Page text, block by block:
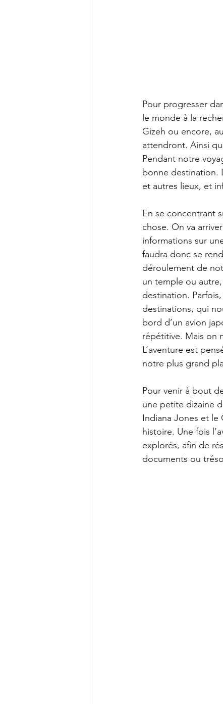
Pour progresser
le monde à la
Gizeh ou encore,
attendront. Ainsi
Pendant notre
bonne destination.
et autres lieux, et
En se concentrant
chose. On va
informations sur
faudra donc se
déroulement de
un temple ou
destination.
destinations, qui
bord d’un avion
répétitive. Mais on
L’aventure est
notre plus grand
Pour venir à bout
une petite dizaine
Indiana Jones et le
histoire. Une fois
explorés, afin de
documents ou